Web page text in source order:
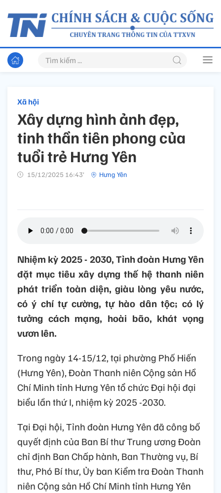
Xã hội
Xây dựng hình ảnh đẹp,
tinh thần tiên phong của
tuổi trẻ Hưng Yên
15/12/2025 16:43’ Hưng Yên
Nhiệm kỳ 2025 - 2030, Tỉnh đoàn Hưng Yên
đặt mục tiêu xây dựng thế hệ thanh niên
phát triển toàn diện, giàu lòng yêu nước,
có ý chí tự cường, tự hào dân tộc; có lý
tưởng cách mạng, hoài bão, khát vọng
vươn lên.
Trong ngày 14-15/12, tại phường Phố Hiến
(Hưng Yên), Đoàn Thanh niên Cộng sản Hồ
Chí Minh tỉnh Hưng Yên tổ chức Đại hội đại
biểu lần thứ I, nhiệm kỳ 2025 -2030.
Tại Đại hội, Tỉnh đoàn Hưng Yên đã công bố
quyết định của Ban Bí thư Trung ương Đoàn
chỉ định Ban Chấp hành, Ban Thường vụ, Bí
thư, Phó Bí thư, Ủy ban Kiểm tra Đoàn Thanh
niên Cộng sản Hồ Chí Minh tỉnh Hưng Yên